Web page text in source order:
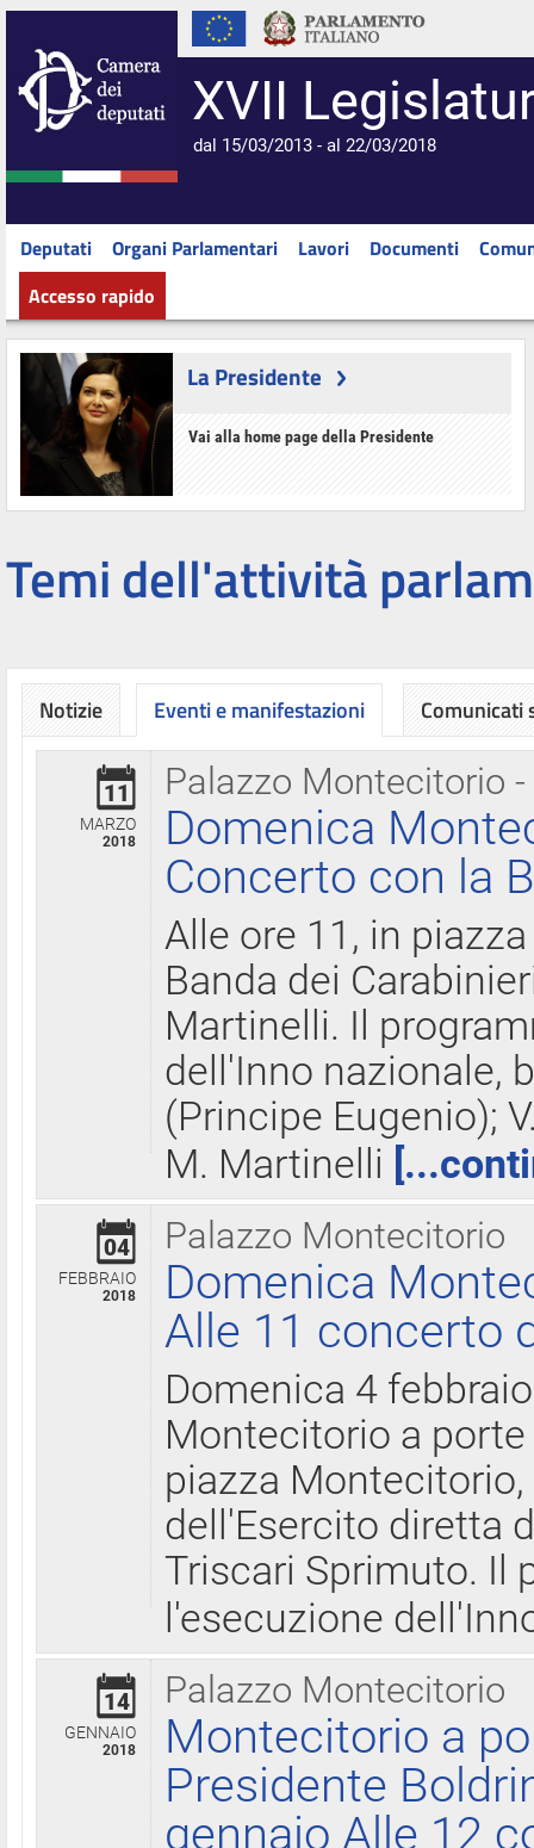
XVII
dal 15/03/2013 - al 22/03/2018
Deputati Organi Parlamentari Lavori Documenti
Accesso rapido
La Presidente
Vai alla home page della Presidente
Temi dell'attività
Notizie Eventi e manifestazioni
Palazzo Montecitorio
11
MARZO
2018
Domenica
Concerto con la
Alle ore 11, in
Banda dei
Martinelli. Il
dell'Inno nazionale,
(Principe Eugenio);
M. Martinelli
Palazzo Montecitorio
04
FEBBRAIO
2018
Domenica
Alle 11 concerto
Domenica 4
Montecitorio a
piazza
dell'Esercito diretta
Triscari Sprimuto. Il
l'esecuzione
Palazzo Montecitorio
14
GENNAIO
2018
Montecitorio a
Presidente
gennaio Alle 12
Comunicati